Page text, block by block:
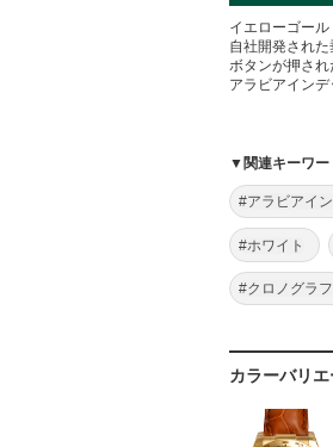
イエローゴー
自社開発され
ボタンが押さ
アラビアイン
▼関連キーワー
#アラビアイ
#ホワイト
#クロノグラフ
カラーバリ